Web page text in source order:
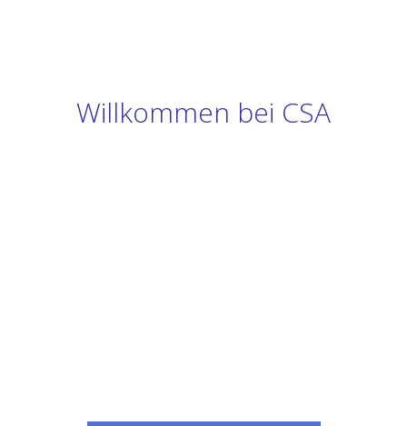
Willkommen bei CSA